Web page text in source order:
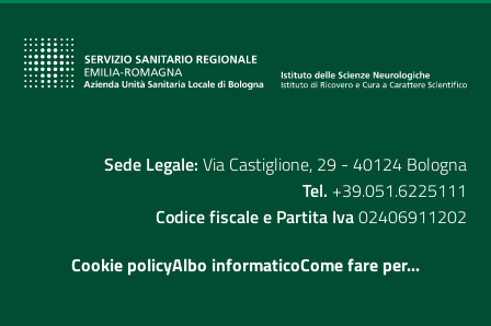
Sede Legale: Via Castiglione, 29 - 40124 Bologna
Tel. +39.051.6225111
Codice fiscale e Partita Iva02406911202
Cookie policyAlbo informaticoCome fare per...